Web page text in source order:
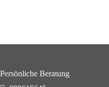
Persönliche Beratung